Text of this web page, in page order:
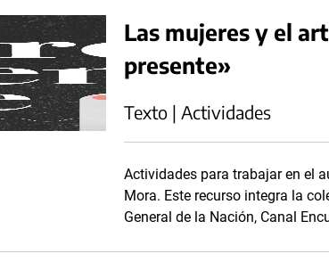
Las mujeres y el
presente»
Texto | Actividades
Actividades para trabajar en el
Mora. Este recurso integra la
General de la Nación, Canal